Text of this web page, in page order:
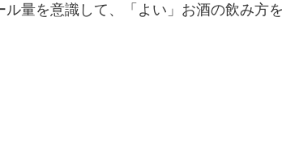
量を意識して、「よい」お酒の飲み方